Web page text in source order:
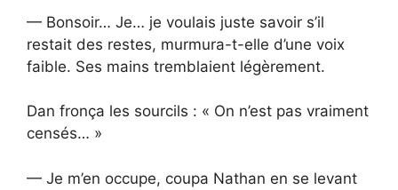
— Bonsoir… Je… je voulais juste savoir s’il
restait des restes, murmura-t-elle d’une voix
faible. Ses mains tremblaient légèrement.
Dan fronça les sourcils : « On n’est pas vraiment
censés… »
— Je m’en occupe, coupa Nathan en se levant